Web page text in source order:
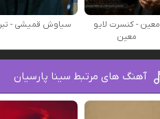
معین - کنسرت لایو
معین
سیاوش قمیشی - تبر
آهنگ های مرتبط سینا پارسیان